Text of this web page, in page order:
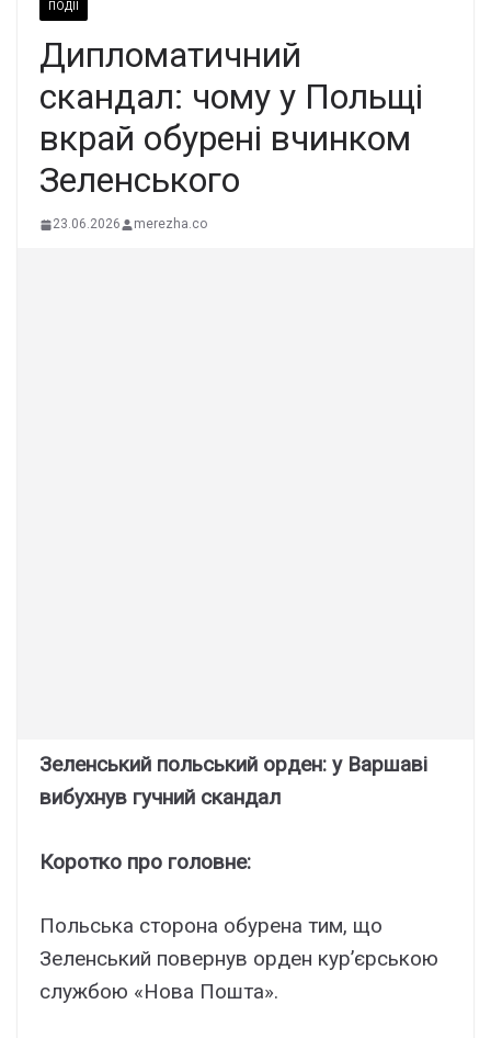
ПОДІЇ
Дипломатичний
скандал: чому у Польщі
вкрай обурені вчинком
Зеленського
23.06.2026 merezha.co
Зеленський польський орден: у Варшаві
вибухнув гучний скандал
Коротко про головне:
Польська сторона обурена тим, що
Зеленський повернув орден кур’єрською
службою «Нова Пошта».